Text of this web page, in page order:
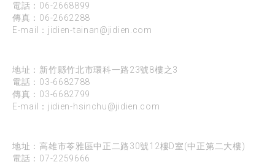
電話： 06-2668899
傳真：06-2662288
E-mail： jidien-tainan@jidien.com
地址：新竹縣竹北市環科一路23號8樓之3
電話： 03-6682788
傳真：03-6682799
E-mail： jidien-hsinchu@jidien.com
地址：高雄市苓雅區中正二路30號12樓D室(中正第二大樓)
電話： 07-2259666